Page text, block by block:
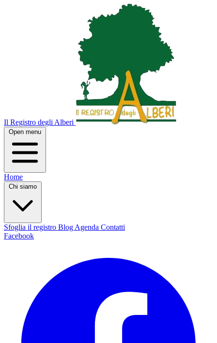
Il Registro degli Alberi
Open menu
Home
Chi siamo
Sfoglia il registro Blog Agenda Contatti
Facebook